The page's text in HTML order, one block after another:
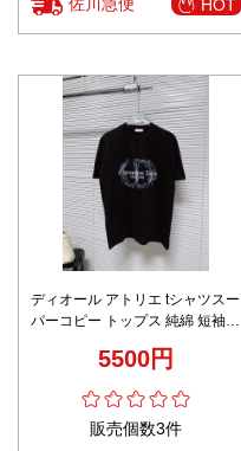
HOT
ディオール アトリエ tシャツスー
パーコピー トップス 純綿 短袖
5500円
販売個数3件